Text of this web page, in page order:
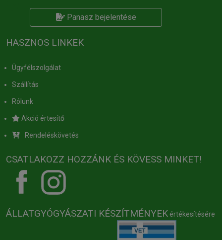
Panasz bejelentése
HASZNOS LINKEK
Ügyfélszolgálat
Szállítás
Rólunk
Akció értesítő
Rendeléskövetés
CSATLAKOZZ HOZZÁNK ÉS KÖVESS MINKET!
ÁLLATGYÓGYÁSZATI KÉSZÍTMÉNYEK értékesítésére